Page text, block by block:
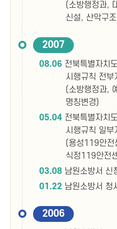
(소방행정과,
신설, 산악구
2007
08.06 전북특별자치
시행규칙 전부
(소방행정과,
명칭변경)
05.04 전북특별자치
시행규칙 일부
(용성119안
식정119안전
03.08 남원소방서 신
01.22 남원소방서 청
2006